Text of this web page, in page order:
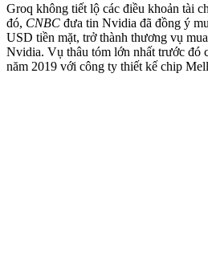
Groq không tiết lộ các điều khoản tài
đó, CNBC đưa tin Nvidia đã đồng ý
USD tiền mặt, trở thành thương vụ
Nvidia. Vụ thâu tóm lớn nhất trước đó
năm 2019 với công ty thiết kế chip